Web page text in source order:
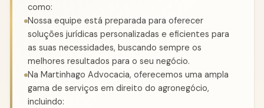
como:
Nossa equipe está preparada para oferecer
soluções jurídicas personalizadas e eficientes para
as suas necessidades, buscando sempre os
melhores resultados para o seu negócio.
Na Martinhago Advocacia, oferecemos uma ampla
gama de serviços em direito do agronegócio,
incluindo: